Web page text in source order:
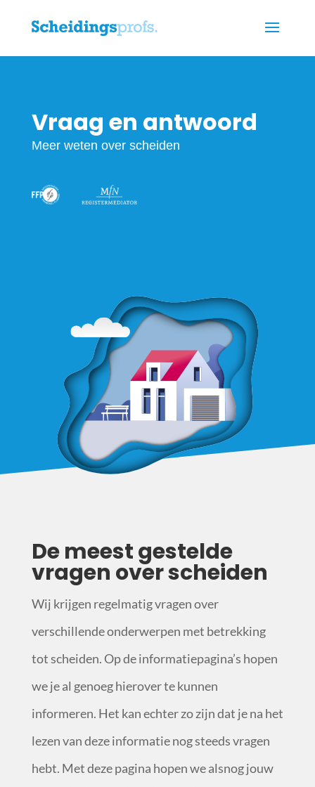
Vraag en antwoord
Meer weten over scheiden
De meest gestelde
vragen over scheiden
Wij krijgen regelmatig vragen over
verschillende onderwerpen met betrekking
tot scheiden. Op de informatiepagina’s hopen
we je al genoeg hierover te kunnen
informeren. Het kan echter zo zijn dat je na het
lezen van deze informatie nog steeds vragen
hebt. Met deze pagina hopen we alsnog jouw